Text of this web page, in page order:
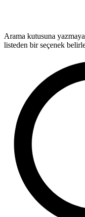
Arama kutusuna
listeden bir seçenek